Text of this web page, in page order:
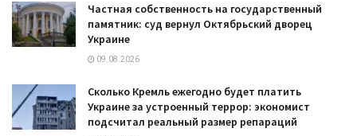
Частная собственность на государственный
памятник: суд вернул Октябрьский дворец
Украине
09.08.2026
Сколько Кремль ежегодно будет платить
Украине за устроенный террор: экономист
подсчитал реальный размер репараций